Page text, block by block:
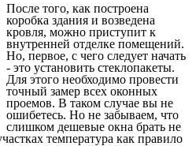
После того, как построена
коробка здания и возведена
кровля, можно приступит к
внутренней отделке помещений.
Но, первое, с чего следует начать
- это установить стеклопакеты.
Для этого необходимо провести
точный замер всех оконных
проемов. В таком случае вы не
ошибетесь. Но не забываем, что
слишком дешевые окна брать не
температура как правило